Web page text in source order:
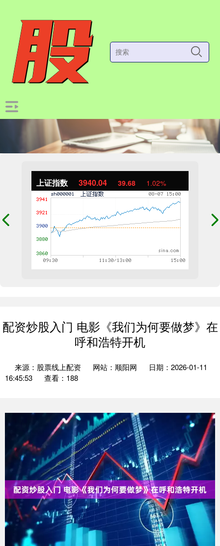
上证指数 3940.04 39.68 1.02%
配资炒股入门 电影《我们为何要做梦》在
呼和浩特开机
来源：股票线上配资 网站：顺阳网
日期：2026-01-11
16:45:53
查看：188